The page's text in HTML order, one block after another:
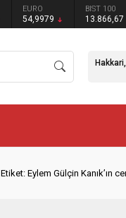
EURO
54,9979
BIST 100
13.866,67
Hakkari,
Etiket: Eylem Gülçin Kanık’ın